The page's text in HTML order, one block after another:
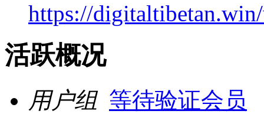
https://
活跃概况
用户组 等待验证会员